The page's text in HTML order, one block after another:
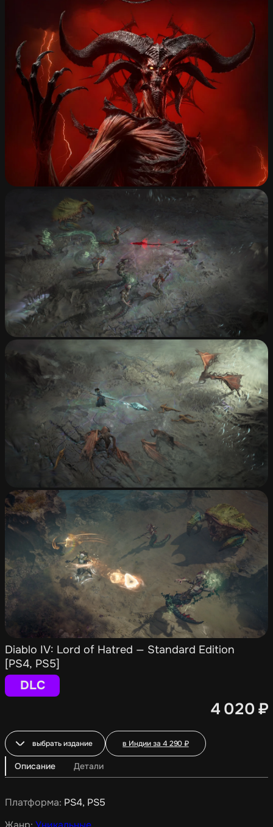
Diablo IV: Lord of Hatred — Standard Edition
[PS4, PS5]
DLC
4 020 ₽
выбрать издание в Индии за4 290₽
Описание Детали
Платформа: PS4, PS5